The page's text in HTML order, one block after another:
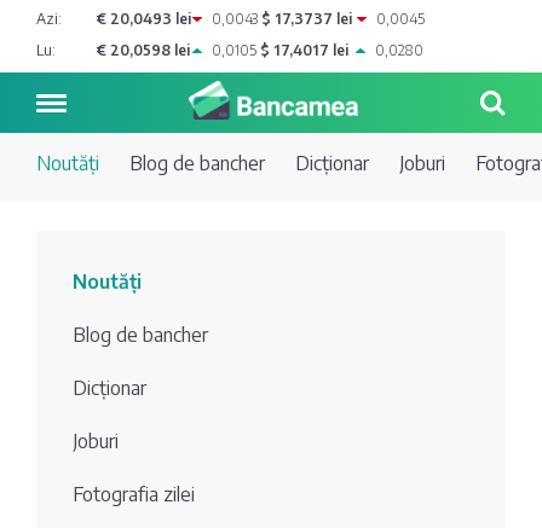
Azi: € 20,0493 lei 0,0043 $ 17,3737 lei
0,0045
Lu:
€ 20,0598 lei 0,0105 $ 17,4017 lei 0,0280
bancher
Joburi
Depozite
Comerțbank
Energbank
întrebare?
Noutăți Blog de bancher Dicționar Joburi
Noutăți
Blog de bancher
Dicționar
Joburi
Fotografia zilei